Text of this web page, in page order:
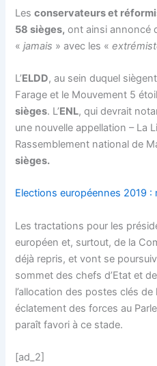
Lesconservateurs et
58 sièges, ont ainsi annoncé
«jamais » avec les «
L’ELDD, au sein duquel
Farage et le Mouvement 5
sièges. L’ENL, qui devrait
une nouvelle appellation – La
Rassemblement national de
sièges.
Elections européennes 2019 :
Les tractations pour les
européen et, surtout, de la
déjà repris, et vont se
sommet des chefs d’Etat et
l’allocation des postes clés de
éclatement des forces au
paraît favori à ce stade.
[ad_2]